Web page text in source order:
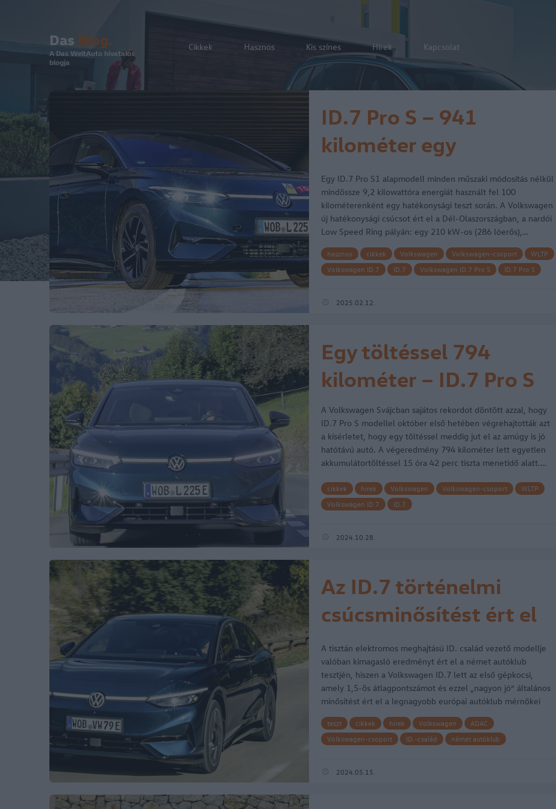
Das Blog.
A Das WeltAuto hivatalos
blogja
Cikkek Hasznos Kis színes Hírek Kapcsolat
ID.7 Pro S – 941
kilométer egy
feltöltéssel
Egy ID.7 Pro S1 alapmodell minden műszaki módosítás nélkül
mindössze 9,2 kilowattóra energiát használt fel 100
kilométerenként egy hatékonysági teszt során. A Volkswagen
új hatékonysági csúcsot ért el a Dél-Olaszországban, a nardói
Low Speed Ring pályán: egy 210 kW-os (286 lóerős),…
hasznos cikkek Volkswagen Volkswagen-csoport
WLTP
Volkswagen ID.7
ID.7 Volkswagen ID.7 Pro S ID.7 Pro S
2025.02.12.
Egy töltéssel 794
kilométer – ID.7 Pro S
A Volkswagen Svájcban sajátos rekordot döntött azzal, hogy
ID.7 Pro S modellel október első hetében végrehajtották azt
a kísérletet, hogy egy töltéssel meddig jut el az amúgy is jó
hatótávú autó. A végeredmény 794 kilométer lett egyetlen
akkumulátortöltéssel 15 óra 42 perc tiszta menetidő alatt.…
cikkek hirek Volkswagen Volkswagen-csoport
WLTP
Volkswagen ID.7
ID.7
2024.10.28.
Az ID.7 történelmi
csúcsminősítést ért el
az ADAC tesztjén
A tisztán elektromos meghajtású ID. család vezető modellje
valóban kimagasló eredményt ért el a német autóklub
tesztjén, hiszen a Volkswagen ID.7 lett az első gépkocsi,
amely 1,5-ös átlagpontszámot és ezzel „nagyon jó” általános
minősítést ért el a legnagyobb európai autóklub mérnökei
által végzett…
teszt cikkek hirek Volkswagen
ADAC
Volkswagen-csoport
ID.-család
német autóklub
2024.05.15.